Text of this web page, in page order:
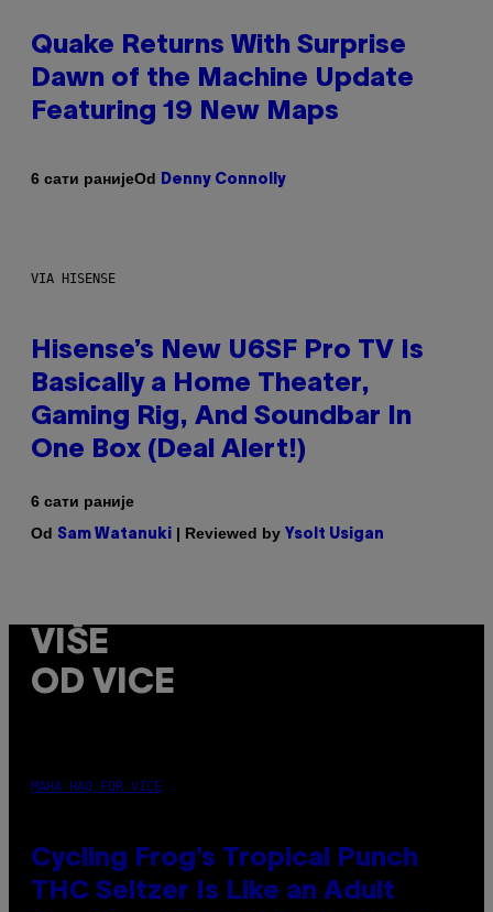
Quake Returns With Surprise
Dawn of the Machine Update
Featuring 19 New Maps
6 сати ранијеOd Denny Connolly
VIA HISENSE
Hisense’s New U6SF Pro TV Is
Basically a Home Theater,
Gaming Rig, And Soundbar In
One Box (Deal Alert!)
6 сати раније
Od Sam Watanuki | Reviewed by Ysolt Usigan
VIŠE
OD VICE
MAHA HAQ FOR VICE
Cycling Frog’s Tropical Punch
THC Seltzer Is Like an Adult